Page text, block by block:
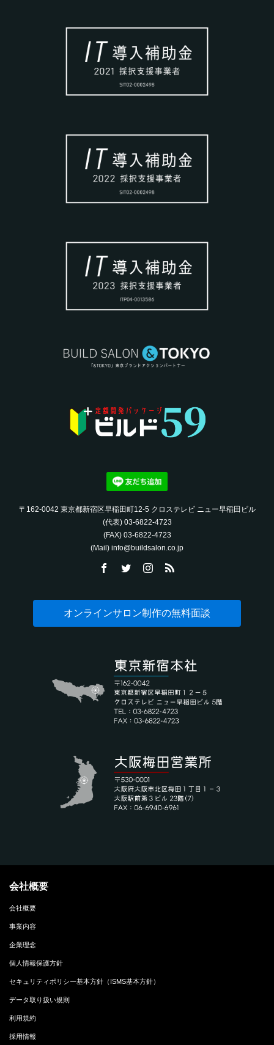
〒162-0042 東京都新宿区早稲田町12-5 クロステレビ ニュー早稲田ビル
(代表) 03-6822-4723‬
(FAX) 03-6822-4723‬
(Mail) info@buildsalon.co.jp
オンラインサロン制作の無料面談
会社概要
会社概要
事業内容
企業理念
個人情報保護方針
セキュリティポリシー基本方針（ISMS基本方針）
データ取り扱い規則
利用規約
採用情報